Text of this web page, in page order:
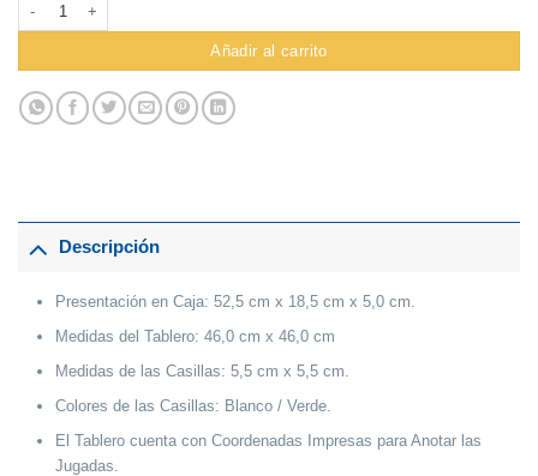
Añadir al carrito
Descripción
Presentación en Caja: 52,5 cm x 18,5 cm x 5,0 cm.
Medidas del Tablero: 46,0 cm x 46,0 cm
Medidas de las Casillas: 5,5 cm x 5,5 cm.
Colores de las Casillas: Blanco / Verde.
El Tablero cuenta con Coordenadas Impresas para Anotar las
Jugadas.